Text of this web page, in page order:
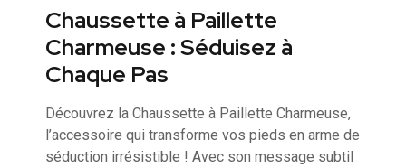
Chaussette à Paillette
Charmeuse : Séduisez à
Chaque Pas
Découvrez la Chaussette à Paillette Charmeuse,
l’accessoire qui transforme vos pieds en arme de
séduction irrésistible ! Avec son message subtil